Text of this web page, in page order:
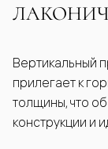
Вертикальный
прилегает к
толщины, что
конструкции и